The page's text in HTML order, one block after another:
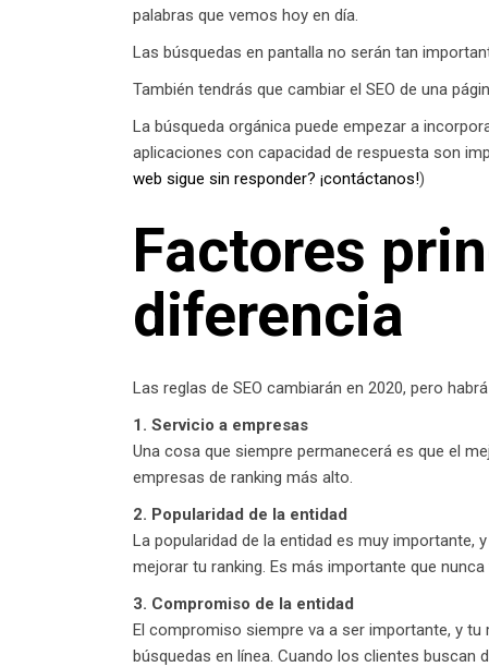
palabras que vemos hoy en día.
Las búsquedas en pantalla no serán tan
También tendrás que cambiar el SEO de una
La búsqueda orgánica puede empezar a
aplicaciones con capacidad de respuesta son
web sigue sin responder? ¡contáctanos!)
Factores
diferencia
Las reglas de SEO cambiarán en 2020, pero
1. Servicio a empresas
Una cosa que siempre permanecerá es que el
empresas de ranking más alto.
2. Popularidad de la entidad
La popularidad de la entidad es muy
mejorar tu ranking. Es más importante que
3. Compromiso de la entidad
El compromiso siempre va a ser importante, y
búsquedas en línea. Cuando los clientes